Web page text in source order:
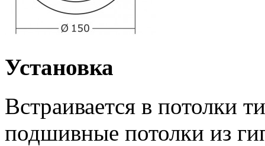
Установка
Встраивается в потолки
подшивные потолки из